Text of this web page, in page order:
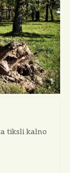
tiksli kalno